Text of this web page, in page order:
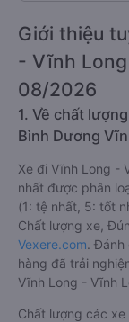
Giới thiệu
- Vĩnh
08/2026
1. Về chất
Bình Dương
Xe đi Vĩnh Long -
nhất được phân
(1: tệ nhất, 5: tốt
Chất lượng xe,
Vexere.com. Đánh
hàng đã trải
Vĩnh Long - Vĩnh
Chất lượng các